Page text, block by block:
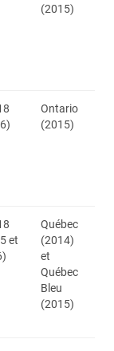
(2015)
Ontario
(2015)
et
Québec
(2014)
et
Québec
Bleu
(2015)